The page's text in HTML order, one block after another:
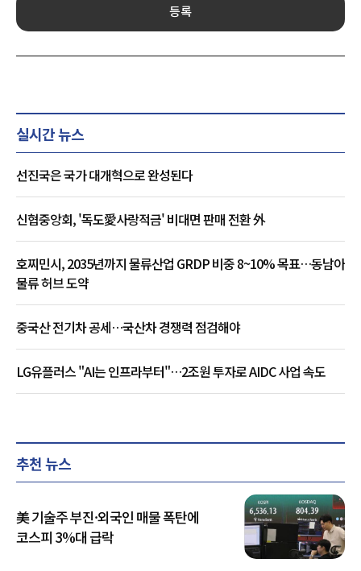
등록
실시간 뉴스
선진국은 국가 대개혁으로 완성된다
신협중앙회, '독도愛사랑적금' 비대면 판매 전환 外
호찌민시, 2035년까지 물류산업 GRDP 비중 8~10% 목표…동남아
물류 허브 도약
중국산 전기차 공세…국산차 경쟁력 점검해야
LG유플러스 "AI는 인프라부터"…2조원 투자로 AIDC 사업 속도
추천 뉴스
美 기술주 부진·외국인 매물 폭탄에
코스피 3%대 급락